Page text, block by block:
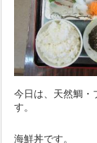
今日は、天然鯛・
す。
海鮮丼です。